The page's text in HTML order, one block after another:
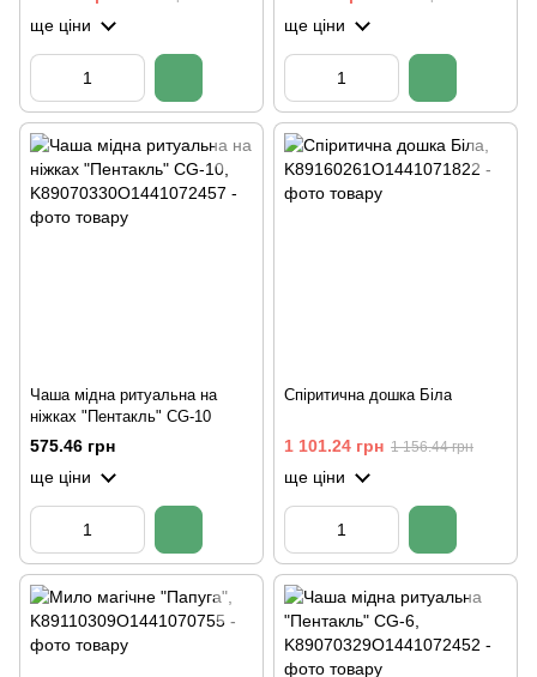
ще ціни ще ціни
Чаша мідна ритуальна на
ніжках "Пентакль" CG-10
575.46 грн
ще ціни
Спіритична дошка Біла
1 101.24 грн 1 156.44 грн
ще ціни